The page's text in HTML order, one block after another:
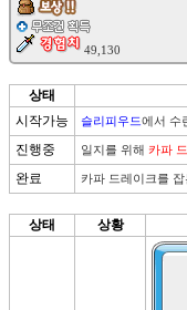
상태
시작가능
슬리피우드에서 수
진행중 일지를 위해 카파
완료 카파 드레이크를
상태 상황